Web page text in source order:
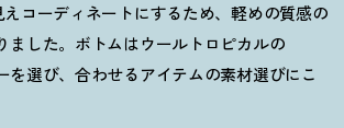
えコーディネートにするため、軽めの質感の
ました。ボトムはウールトロピカルの
を選び、合わせるアイテムの素材選びにこ